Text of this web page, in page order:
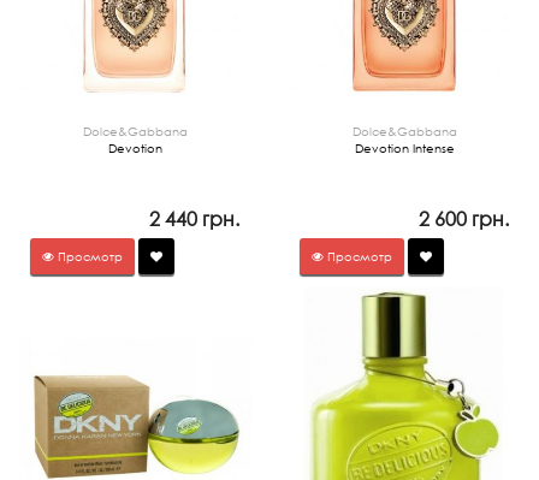
Dolce&Gabbana
Devotion
2 440 грн.
Просмотр
Dolce&Gabbana
Devotion Intense
2 600 грн.
Просмотр